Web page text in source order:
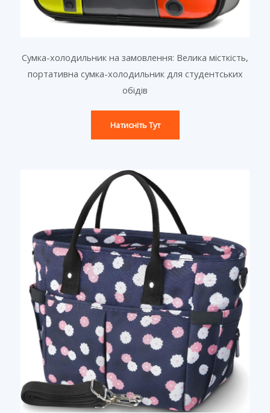
Сумка-холодильник на замовлення: Велика місткість,
портативна сумка-холодильник для студентських
обідів
Натисніть Тут